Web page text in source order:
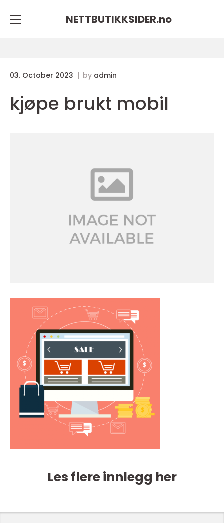
NETTBUTIKKSIDER.no
03. October 2023 by admin
kjøpe brukt mobil
Les flere innlegg her